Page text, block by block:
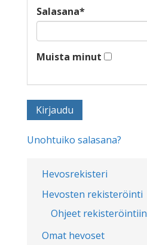
Hevosrekisteri
Hevosten rekisteröinti
Ohjeet rekisteröintiin
Omat hevoset
Salasana*
Muista minut
Unohtuiko salasana?